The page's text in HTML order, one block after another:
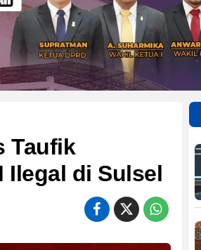
Taufik
Ilegal di Sulsel